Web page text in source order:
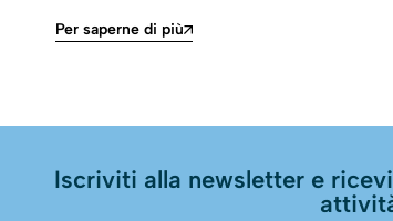
Per saperne di più
Iscriviti alla newsletter e